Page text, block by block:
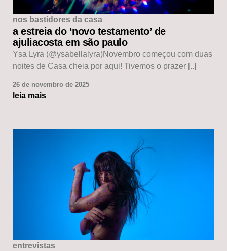
nos bastidores da casa
a estreia do ‘novo testamento’ de
ajuliacosta em são paulo
Ysa Lyra (@ysabellalyra)Novembro começou com duas
noites de Casa cheia por aqui! Tivemos o prazer [..]
26 de novembro de 2025
leia mais
entrevistas